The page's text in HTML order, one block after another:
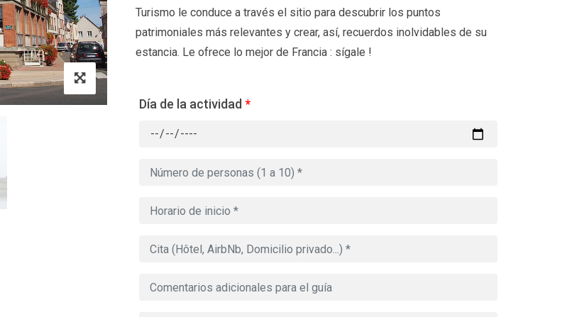
Turismo le conduce a través el sitio para descubrir los puntos
patrimoniales más relevantes y crear, así, recuerdos inolvidables de su
estancia. Le ofrece lo mejor de Francia : sígale !
Día de la actividad *